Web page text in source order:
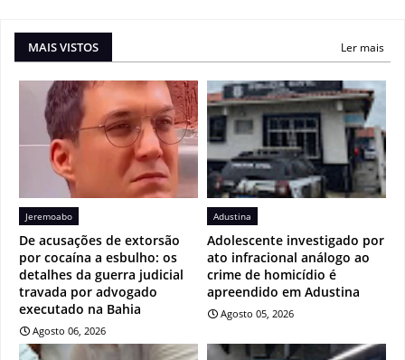
MAIS VISTOS Ler mais
Jeremoabo
De acusações de extorsão
por cocaína a esbulho: os
detalhes da guerra judicial
travada por advogado
executado na Bahia
Agosto 06, 2026
Adustina
Adolescente investigado por
ato infracional análogo ao
crime de homicídio é
apreendido em Adustina
Agosto 05, 2026